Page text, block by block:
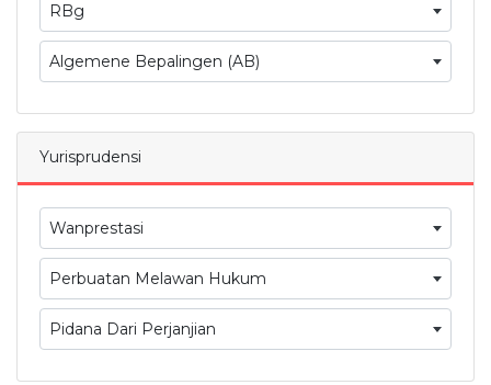
RBg
Algemene Bepalingen (AB)
Yurisprudensi
Wanprestasi
Perbuatan Melawan Hukum
Pidana Dari Perjanjian